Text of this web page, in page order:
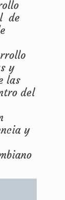
de
y
las
del
y